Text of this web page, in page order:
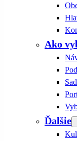
Ako
Ďalšie